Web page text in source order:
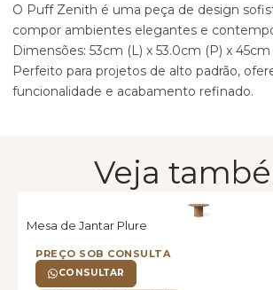
O Puff Zenith é uma peça de design
compor ambientes elegantes e
Dimensões: 53cm (L) x 53.0cm (P) x 45cm
Perfeito para projetos de alto padrão,
funcionalidade e acabamento refinado.
Veja
Mesa de Jantar Plure
PREÇO SOB CONSULTA
CONSULTAR